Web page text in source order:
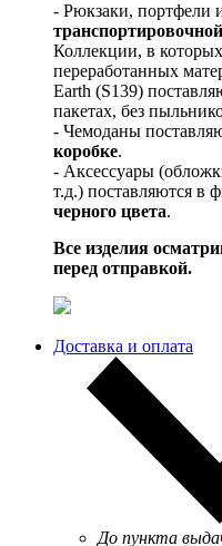
- Рюкзаки, портфели
Коллекции, в
переработанных
Earth (S139)
пакетах, без
- Чемоданы
коробке.
- Аксессуары
т.д.) поставляются в
черного цвета.
Все изделия
перед отправкой.
Доставка и оплата
До пункта